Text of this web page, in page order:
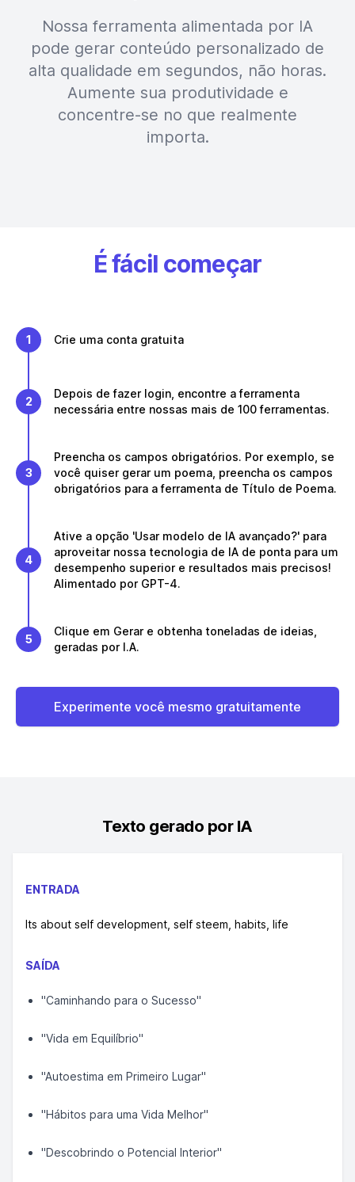
Nossa ferramenta alimentada por IA
pode gerar conteúdo personalizado de
alta qualidade em segundos, não horas.
Aumente sua produtividade e
concentre-se no que realmente
importa.
É fácil começar
1 Crie uma conta gratuita
2
Depois de fazer login, encontre a ferramenta
necessária entre nossas mais de 100 ferramentas.
3
Preencha os campos obrigatórios. Por exemplo, se
você quiser gerar um poema, preencha os campos
obrigatórios para a ferramenta de Título de Poema.
4
Ative a opção 'Usar modelo de IA avançado?' para
aproveitar nossa tecnologia de IA de ponta para um
desempenho superior e resultados mais precisos!
Alimentado por GPT-4.
5
Clique em Gerar e obtenha toneladas de ideias,
geradas por I.A.
Experimente você mesmo gratuitamente
Texto gerado por IA
ENTRADA
Its about self development, self steem, habits, life
SAÍDA
"Caminhando para o Sucesso"
"Vida em Equilíbrio"
"Autoestima em Primeiro Lugar"
"Hábitos para uma Vida Melhor"
"Descobrindo o Potencial Interior"